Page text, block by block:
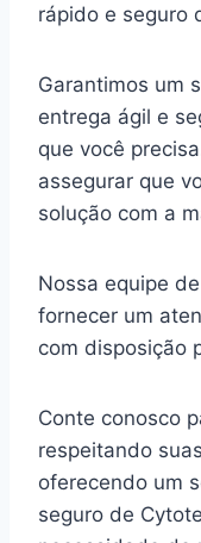
rápido e seguro
Garantimos um
entrega ágil e
que você
assegurar que
solução com a
Nossa equipe
fornecer um
com disposição
Conte conosco
respeitando
oferecendo um
seguro de